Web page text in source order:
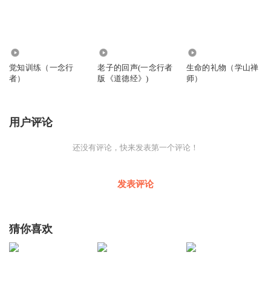
觉知训练（一念行
者）
老子的回声(一念行者
版《道德经》)
生命的礼物（学山禅
师）
用户评论
还没有评论，快来发表第一个评论！
发表评论
猜你喜欢